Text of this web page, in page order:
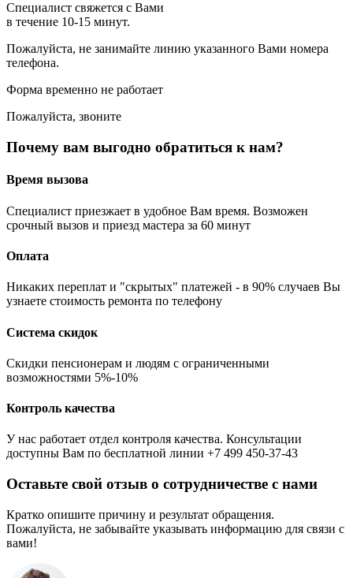
Специалист свяжется с Вами
в течение 10-15 минут.
Пожалуйста, не занимайте линию указанного Вами номера
телефона.
Форма временно не работает
Пожалуйста, звоните
Почему вам выгодно обратиться к нам?
Время вызова
Специалист приезжает в удобное Вам время. Возможен
срочный вызов и приезд мастера за 60 минут
Оплата
Никаких переплат и "скрытых" платежей - в 90% случаев Вы
узнаете стоимость ремонта по телефону
Система скидок
Скидки пенсионерам и людям с ограниченными
возможностями 5%-10%
Контроль качества
У нас работает отдел контроля качества. Консультации
доступны Вам по бесплатной линии +7 499 450-37-43
Оставьте свой отзыв о сотрудничестве с нами
Кратко опишите причину и результат обращения.
Пожалуйста, не забывайте указывать информацию для связи с
вами!